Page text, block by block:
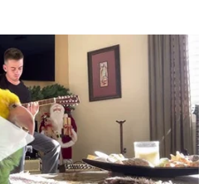
IPL 2026: ಪಂಜಾಬ್ ಕಿಂಗ್ಸ್